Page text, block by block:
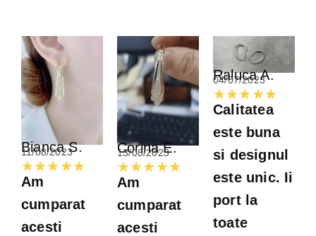
Bianca S.
11/08/2023
★★★★★ Evaluată
5
Am
cumparat
acesti
Corina E.
13/08/2023
★★★★★
5
Am
cumparat
acesti
Raluca A.
04/07/2023
★★★★★
5
din
5
Calitatea
este buna
si designul
este unic. Ii
port la
toate